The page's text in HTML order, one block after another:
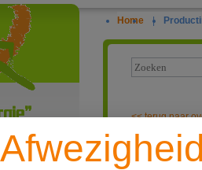
Home |
<<terug naar
Verloopring